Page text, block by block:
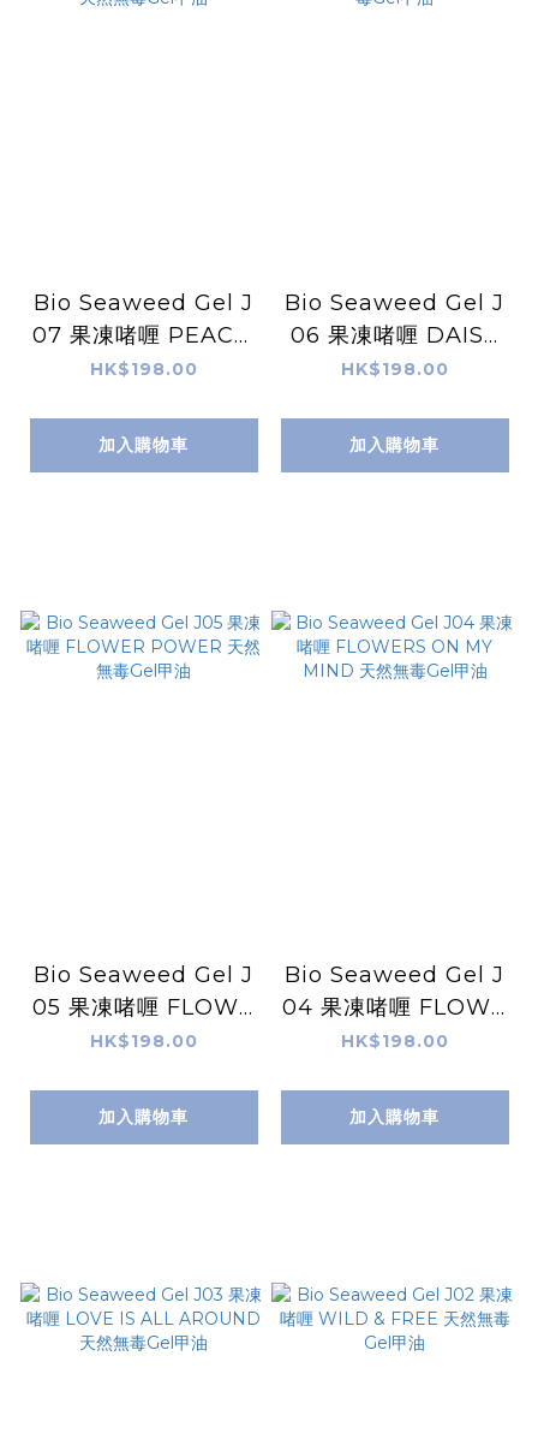
Bio Seaweed Gel J
07 果凍啫喱 PEACE,
LOVE & JELLY 天然
HK$198.00
加入購物車
Bio Seaweed Gel J
06 果凍啫喱 DAISY
DREAMS 天然無毒G
HK$198.00
加入購物車
Bio Seaweed Gel J
05 果凍啫喱 FLOWE
R POWER 天然無毒
HK$198.00
加入購物車
Bio Seaweed Gel J
04 果凍啫喱 FLOWE
RS ON MY MIND 天
HK$198.00
加入購物車